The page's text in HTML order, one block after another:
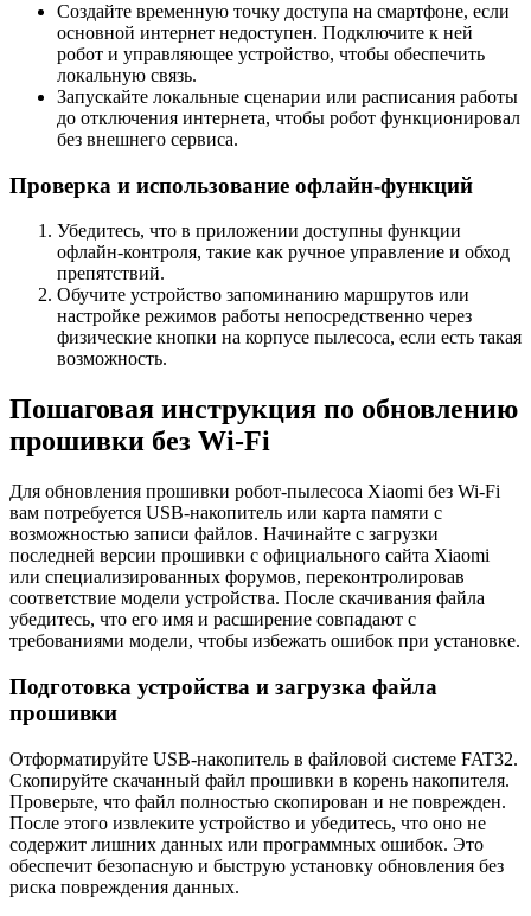
Создайте временную точку доступа на смартфоне, если
основной интернет недоступен. Подключите к ней
робот и управляющее устройство, чтобы обеспечить
локальную связь.
Запускайте локальные сценарии или расписания работы
до отключения интернета, чтобы робот функционировал
без внешнего сервиса.
Проверка и использование офлайн-функций
Убедитесь, что в приложении доступны функции
офлайн-контроля, такие как ручное управление и обход
препятствий.
Обучите устройство запоминанию маршрутов или
настройке режимов работы непосредственно через
физические кнопки на корпусе пылесоса, если есть такая
возможность.
Пошаговая инструкция по обновлению
прошивки без Wi-Fi
Для обновления прошивки робот-пылесоса Xiaomi без Wi-Fi
вам потребуется USB-накопитель или карта памяти с
возможностью записи файлов. Начинайте с загрузки
последней версии прошивки с официального сайта Xiaomi
или специализированных форумов, переконтролировав
соответствие модели устройства. После скачивания файла
убедитесь, что его имя и расширение совпадают с
требованиями модели, чтобы избежать ошибок при установке.
Подготовка устройства и загрузка файла
прошивки
Отформатируйте USB-накопитель в файловой системе FAT32.
Скопируйте скачанный файл прошивки в корень накопителя.
Проверьте, что файл полностью скопирован и не поврежден.
После этого извлеките устройство и убедитесь, что оно не
содержит лишних данных или программных ошибок. Это
обеспечит безопасную и быструю установку обновления без
риска повреждения данных.